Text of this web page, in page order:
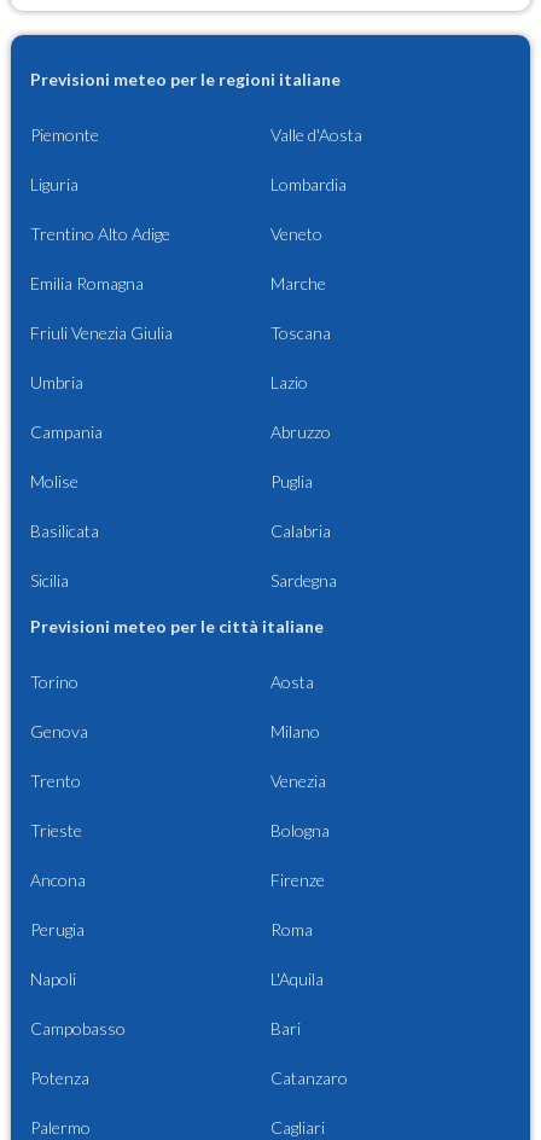
Previsioni meteo per le regioni italiane
Piemonte Valle d'Aosta
Liguria Lombardia
Trentino Alto Adige Veneto
Emilia Romagna Marche
Friuli Venezia Giulia Toscana
Umbria Lazio
Campania Abruzzo
Molise Puglia
Basilicata Calabria
Sicilia Sardegna
Previsioni meteo per le città italiane
Torino Aosta
Genova Milano
Trento Venezia
Trieste Bologna
Ancona Firenze
Perugia Roma
Napoli L'Aquila
Campobasso Bari
Potenza Catanzaro
Palermo Cagliari